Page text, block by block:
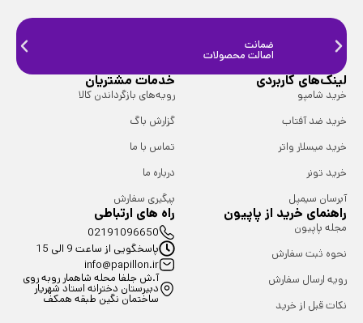
ضمانت
اصالت محصولات
لینک‌های کاربردی
خرید شامپو
خرید ضد آفتاب
خرید میسلار واتر
خرید تونر
آبرسان سیمپل
خدمات مشتریان
رویه‌های بازگرداندن کالا
گزارش باگ
تماس با ما
درباره ما
پیگیری سفارش
راهنمای خرید از پاپیون
مجله پاپیون
نحوه ثبت سفارش
رویه ارسال سفارش
نکات قبل از خرید
راه های ارتباطی
02191096650
پاسخگویی از ساعت 9 الی 15
info@papillon.ir
آ.ش جلفا محله شاهمار روبه روی
دبیرستان دخترانه استاد شهریار
ساختمان نگین طبقه همکف